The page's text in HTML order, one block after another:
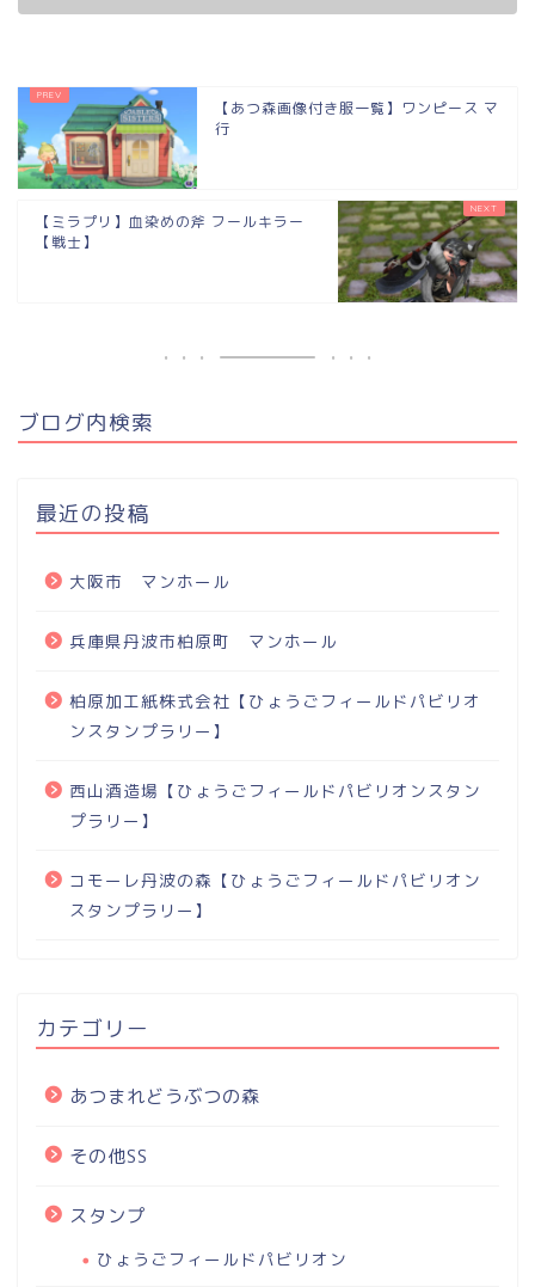
【あつ森画像付き服一覧】ワンピース マ
行
【ミラプリ】血染めの斧 フールキラー
【戦士】
ブログ内検索
最近の投稿
大阪市 マンホール
兵庫県丹波市柏原町 マンホール
柏原加工紙株式会社【ひょうごフィールドパビリオ
ンスタンプラリー】
西山酒造場【ひょうごフィールドパビリオンスタン
プラリー】
コモーレ丹波の森【ひょうごフィールドパビリオン
スタンプラリー】
カテゴリー
あつまれどうぶつの森
その他SS
スタンプ
ひょうごフィールドパビリオン